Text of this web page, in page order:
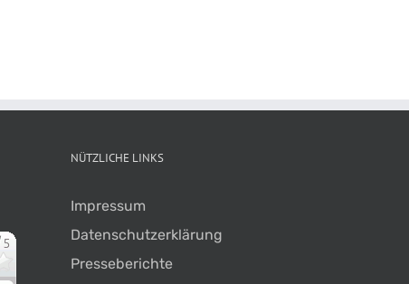
NÜTZLICHE LINKS
Impressum
Datenschutzerklärung
Presseberichte